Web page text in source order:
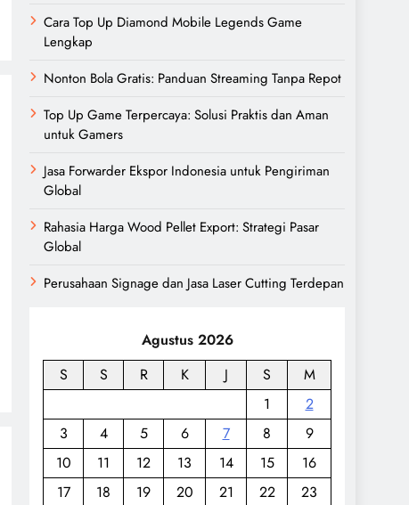
Cara Top Up Diamond Mobile Legends Game
Lengkap
Nonton Bola Gratis: Panduan Streaming Tanpa Repot
Top Up Game Terpercaya: Solusi Praktis dan Aman
untuk Gamers
Jasa Forwarder Ekspor Indonesia untuk Pengiriman
Global
Rahasia Harga Wood Pellet Export: Strategi Pasar
Global
Perusahaan Signage dan Jasa Laser Cutting Terdepan
Agustus 2026
S
S R K J S
M
1
2
3
4 5 6 7 8
9
10
11 12 13 14 15
16
17
18 19 20 21 22
23